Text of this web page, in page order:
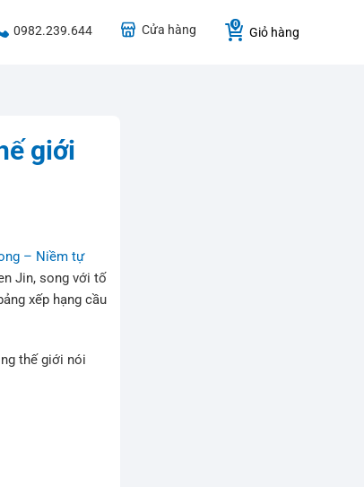
0982.239.644 Cửa hàng Giỏ hàng
giới
– Niềm tự
Jin, song với tố
xếp hạng cầu
thế giới nói